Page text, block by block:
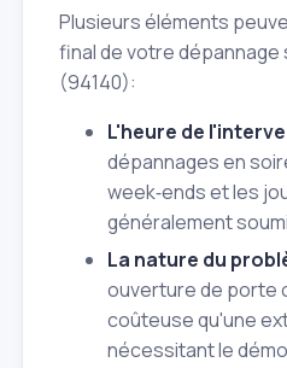
Plusieurs éléments
final de votre
(94140):
L'heure de
dépannages en
week‑ends et les
généralement
La nature du
ouverture de porte
coûteuse qu'une
nécessitant le